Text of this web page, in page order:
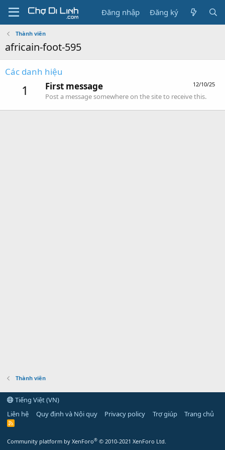
Đăng nhập Đăng ký
Thành viên
africain-foot-595
Các danh hiệu
1 12/10/25
First message
Post a message somewhere on the site to receive this.
Thành viên
Tiếng Việt (VN)
Liên hệ
Quy định và Nội quy Privacy policy Trợ giúp Trang chủ
R
Community platform by XenForo® © 2010-2021 XenForo Ltd.